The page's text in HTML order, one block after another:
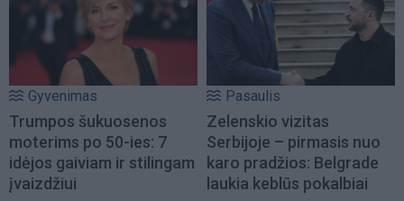
Gyvenimas
Trumpos šukuosenos
moterims po 50-ies: 7
idėjos gaiviam ir stilingam
įvaizdžiui
Pasaulis
Zelenskio vizitas
Serbijoje – pirmasis nuo
karo pradžios: Belgrade
laukia keblūs pokalbiai